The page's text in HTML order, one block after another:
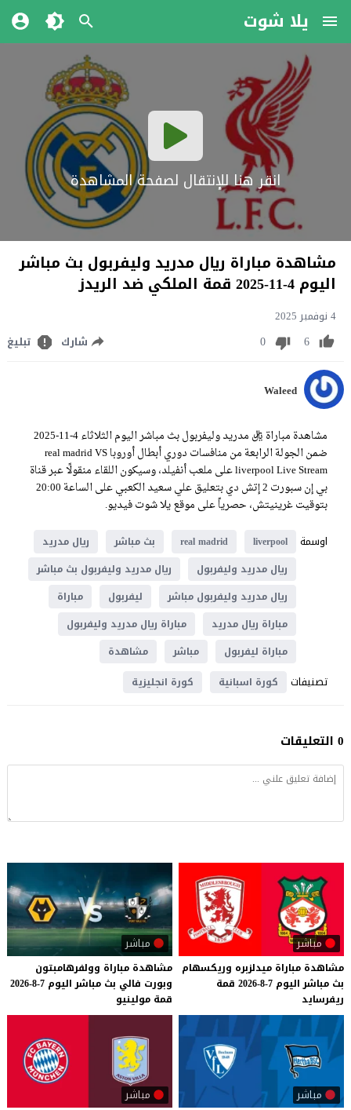
يلا شوت
انقر هنا للإنتقال لصفحة المشاهدة
مشاهدة مباراة ريال مدريد وليفربول بث مباشر
اليوم 4-11-2025 قمة الملكي ضد الريدز
4 نوفمبر 2025
6
0 شارك تبليغ
Waleed
مشاهدة مباراة ريال مدريد وليفربول بث مباشر اليوم الثلاثاء 4-11-2025
ضمن الجولة الرابعة من منافسات دوري أبطال أوروبا real madrid VS
liverpool Live Stream على ملعب أنفيلد، وسيكون اللقاء منقولًا عبر قناة
بي إن سبورت 2 إتش دي بتعليق علي سعيد الكعبي على الساعة 20:00
بتوقيت غرينيتش، حصرياً على موقع يلا شوت فيديو.
اوسمة
liverpool
real madrid بث مباشر
ريال مدريد
ريال مدريد وليفربول
ريال مدريد وليفربول بث مباشر
ريال مدريد وليفربول مباشر
ليفربول
مباراة
مباراة ريال مدريد
مباراة ريال مدريد وليفربول
مباراة ليفربول
مباشر مشاهدة
تصنيفات كورة اسبانية كورة انجليزية
0 التعليقات
مباشر
مشاهدة مباراة ميدلزبره وريكسهام
بث مباشر اليوم 7-8-2026
قمة
ريفرسايد
مباشر
مشاهدة مباراة وولفرهامبتون
وبورت فالي بث مباشر اليوم 7-8-2026
قمة مولينيو
مباشر مباشر